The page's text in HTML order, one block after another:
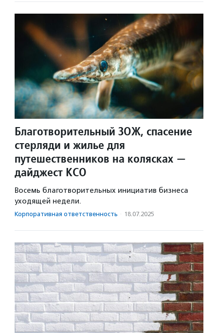
Благотворительный ЗОЖ, спасение
стерляди и жилье для
путешественников на колясках —
дайджест КСО
Восемь благотворительных инициатив бизнеса
уходящей недели.
Корпоративная ответственность · 18.07.2025